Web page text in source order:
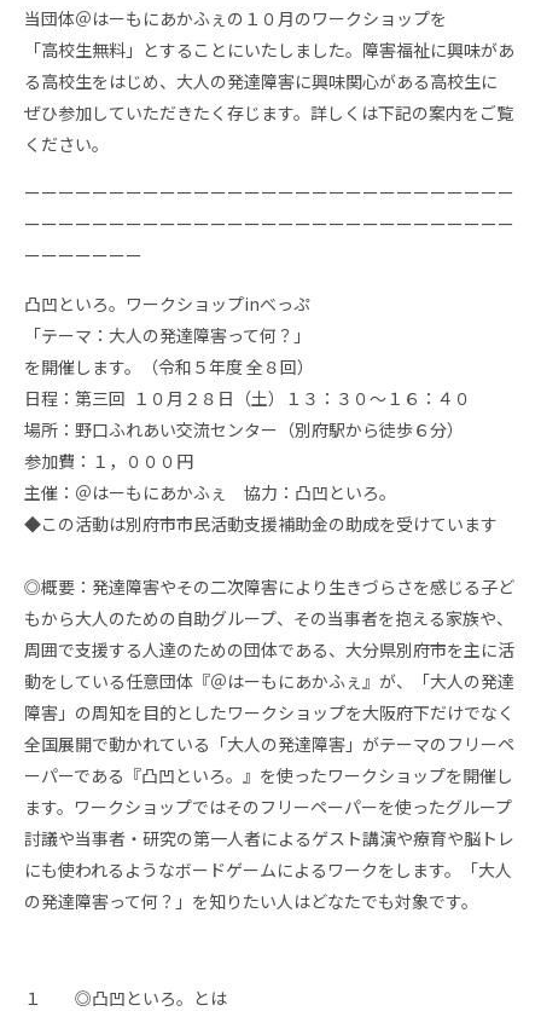
当団体＠はーもにあかふぇの１０月のワークショップを
「高校生無料」とすることにいたしました。障害福祉に興味があ
る高校生をはじめ、大人の発達障害に興味関心がある高校生に
ぜひ参加していただきたく存じます。詳しくは下記の案内をご覧
ください。
ーーーーーーーーーーーーーーーーーーーーーーーーーーーーー
ーーーーーーーーーーーーーーーーーーーーーーーーーーーーー
ーーーーーーー
凸凹といろ。ワークショップinべっぷ
「テーマ：大人の発達障害って何？」
を開催します。（令和５年度 全８回）
日程：第三回 １０月２８日（土）１３：３０〜１６：４０
場所：野口ふれあい交流センター（別府駅から徒歩６分）
参加費：１，０００円
主催：＠はーもにあかふぇ 協力：凸凹といろ。
◆この活動は別府市市民活動支援補助金の助成を受けています
◎概要： 発達障害やその二次障害により生きづらさを感じる子ど
もから大人のための自助グループ、その当事者を抱える家族や、
周囲で支援する人達のための団体である、大分県別府市を主に活
動をしている任意団体『＠はーもにあかふぇ』が、「大人の発達
障害」の周知を目的としたワークショップを大阪府下だけでなく
全国展開で動かれている「大人の発達障害」がテーマのフリーペ
ーパーである『凸凹といろ。』を使ったワークショップを開催し
ます。ワークショップではそのフリーペーパーを使ったグループ
討議や当事者・研究の第一人者によるゲスト講演や療育や脳トレ
にも使われるようなボードゲームによるワークをします。「大人
の発達障害って何？」を知りたい人はどなたでも対象です。
１ ◎凸凹といろ。とは